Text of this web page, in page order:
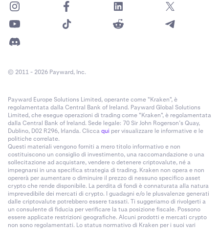
© 2011 - 2026 Payward, Inc.
Payward Europe Solutions Limited, operante come "Kraken", è
regolamentata dalla Central Bank of Ireland. Payward Global Solutions
Limited, che esegue operazioni di trading come "Kraken", è regolamentata
dalla Central Bank of Ireland. Sede legale: 70 Sir John Rogerson’s Quay,
Dublino, D02 R296, Irlanda. Cliccaqui per visualizzare le informative e le
politiche correlate.
Questi materiali vengono forniti a mero titolo informativo e non
costituiscono un consiglio di investimento, una raccomandazione o una
sollecitazione ad acquistare, vendere o detenere criptovalute, né a
impegnarsi in una specifica strategia di trading. Kraken non opera e non
opererà per aumentare o diminuire il prezzo di nessuno specifico asset
crypto che rende disponibile. La perdita di fondi è connaturata alla natura
imprevedibile dei mercati di crypto. I guadagni e/o le plusvalenze generati
dalle criptovalute potrebbero essere tassati. Ti suggeriamo di rivolgerti a
un consulente di fiducia per verificare la tua posizione fiscale. Possono
essere applicate restrizioni geografiche. Alcuni prodotti e mercati crypto
non sono regolamentati. Lo status normativo di Kraken per i suoi vari